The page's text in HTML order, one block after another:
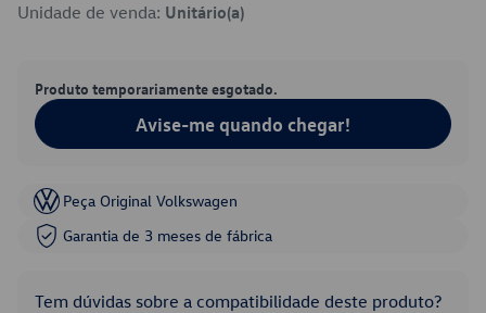
Unidade de venda: Unitário(a)
Produto temporariamente esgotado.
Avise-me quando chegar!
Peça Original Volkswagen
Garantia de 3 meses de fábrica
Tem dúvidas sobre a compatibilidade deste produto?